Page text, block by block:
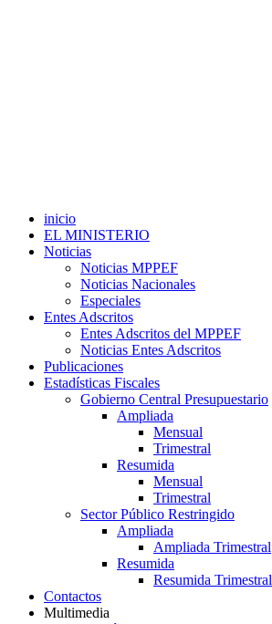
inicio
EL MINISTERIO
Noticias
Noticias MPPEF
Noticias Nacionales
Especiales
Entes Adscritos
Entes Adscritos del MPPEF
Noticias Entes Adscritos
Publicaciones
Estadísticas Fiscales
Gobierno Central Presupuestario
Ampliada
Mensual
Trimestral
Resumida
Mensual
Trimestral
Sector Público Restringido
Ampliada
Ampliada Trimestral
Resumida
Resumida Trimestral
Contactos
Multimedia